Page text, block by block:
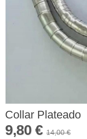
Collar Plateado
9,80 € 14,00 €